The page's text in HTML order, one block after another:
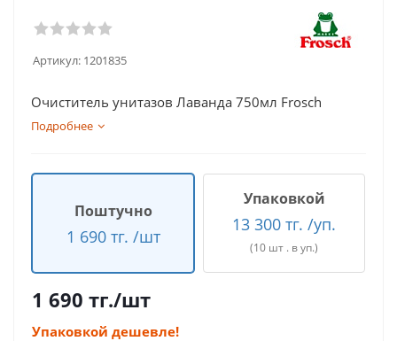
Артикул: 1201835
Очиститель унитазов Лаванда 750мл Frosch
Подробнее
Поштучно
1 690 тг. /шт
Упаковкой
13 300 тг. /уп.
(10 шт . в уп.)
1 690 тг./шт
Упаковкой дешевле!